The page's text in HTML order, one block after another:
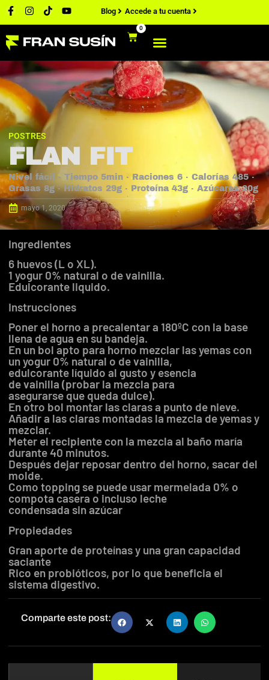
Blog Accede a tu cuenta
0
POSTRES
FLAN FIT
Nivel fácil · Tiempo 5min · Raciones 6 · Calorías 485 ·
Grasas 8g · Hidratos 29g · Proteína 43g · Azúcares 20g
mayo 1, 2020
Ingredientes
6 huevos (L o XL).
1 yogur 0% natural o de vainilla.
Edulcorante liquido.
Instrucciones
Poner el horno a precalentar a 180ºC con la base
llena de agua en su bandeja.
En un bol apto para horno mezclar las yemas con
un yogur 0% natural o de vainilla,
edulcorante líquido al gusto y esencia
de vainilla (probar la mezcla para
asegurarse que queda dulce).
En otro bol montar las claras a punto de nieve.
Añadir a las claras montadas la mezcla de yemas y
mezclar.
Meter el recipiente con la mezcla al baño maría
durante 40 minutos.
Después dejar reposar dentro del horno, sacar del
molde.
Como topping se puede usar mermelada 0% o
compota casera o incluso leche
condensada sin azúcar
Propiedades
Gran aporte de proteínas y una gran capacidad
saciante
Rico en probióticos, por lo que beneficia el
sistema digestivo.
Comparte este post: